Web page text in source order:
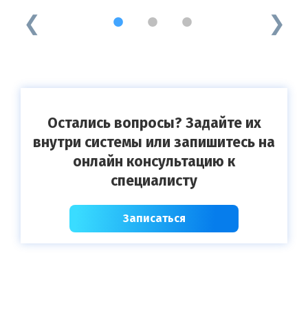
1 2 3
Остались вопросы? Задайте их
внутри системы или запишитесь на
онлайн консультацию к
специалисту
Записаться